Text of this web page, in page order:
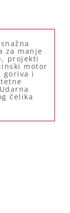
za manje
projekti
motor
goriva i
čelika